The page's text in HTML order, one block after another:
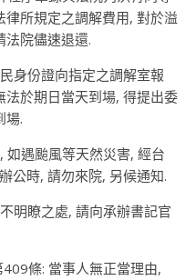
律所規定之調解費用, 對於溢
法院儘速退還.
身份證向指定之調解室報
法於期日當天到場, 得提出委
場.
如遇颱風等天然災害, 經台
公時, 請勿來院, 另候通知.
明瞭之處, 請向承辦書記官
條: 當事人無正當理由,